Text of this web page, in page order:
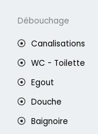
Débouchage
Canalisations
WC - Toilette
Egout
Douche
Baignoire